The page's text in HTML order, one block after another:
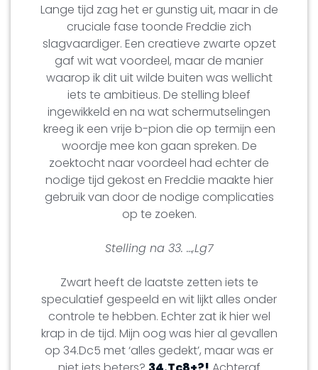
Lange tijd zag het er gunstig uit, maar in de
cruciale fase toonde Freddie zich
slagvaardiger. Een creatieve zwarte opzet
gaf wit wat voordeel, maar de manier
waarop ik dit uit wilde buiten was wellicht
iets te ambitieus. De stelling bleef
ingewikkeld en na wat schermutselingen
kreeg ik een vrije b-pion die op termijn een
woordje mee kon gaan spreken. De
zoektocht naar voordeel had echter de
nodige tijd gekost en Freddie maakte hier
gebruik van door de nodige complicaties
op te zoeken.
Stelling na 33. …,Lg7
Zwart heeft de laatste zetten iets te
speculatief gespeeld en wit lijkt alles onder
controle te hebben. Echter zat ik hier wel
krap in de tijd. Mijn oog was hier al gevallen
op 34.Dc5 met ‘alles gedekt’, maar was er